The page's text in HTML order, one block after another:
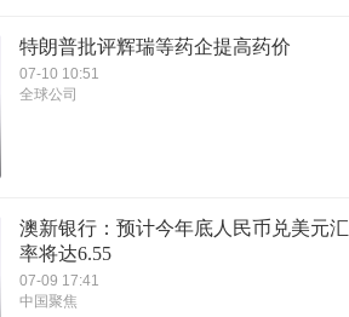
特朗普批评辉瑞等药企提高药价
07-10 10:51
全球公司
澳新银行：预计今年底人民币兑美元汇
率将达6.55
07-09 17:41
中国聚焦